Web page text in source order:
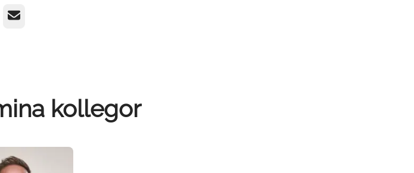
E-post
kollegor